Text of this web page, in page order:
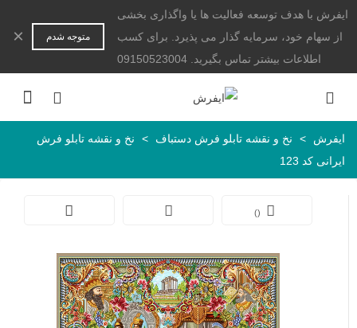
ایفرش با هدف توسعه فعالیت ها یا واگذاری بخشی
از سهام خود، سرمایه گذار می پذیرد. برای کسب
اطلاعات بیشتر تماس بگیرید. 09150523004
متوجه شدم ×
ایفرش > نخ و نقشه تابلو فرش دستباف >
نخ و نقشه تابلو فرش
ایرانی کد 123
(
)